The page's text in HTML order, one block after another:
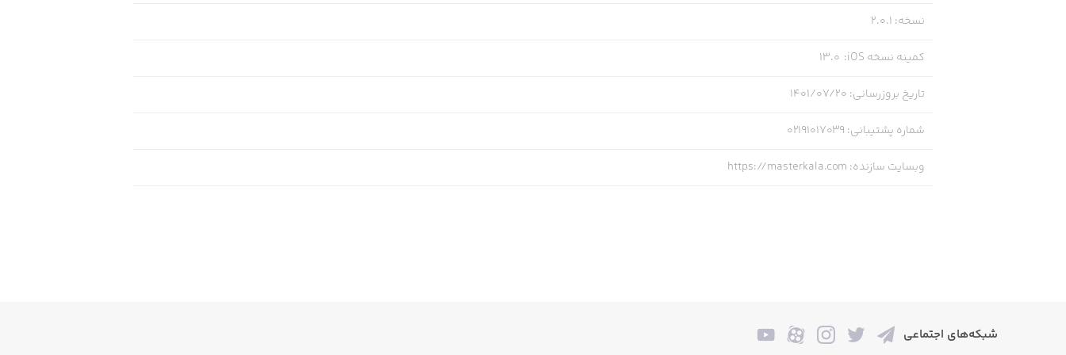
نسخه:
2.0.1
کمینه نسخه iOS :
13.0
تاریخ بروزرسانی: ۱۴۰۱/۰۷/۲۰
شماره پشتیبانی:
02191017039
وبسایت سازنده:
https://masterkala.com
شبکه‌های اجتماعی